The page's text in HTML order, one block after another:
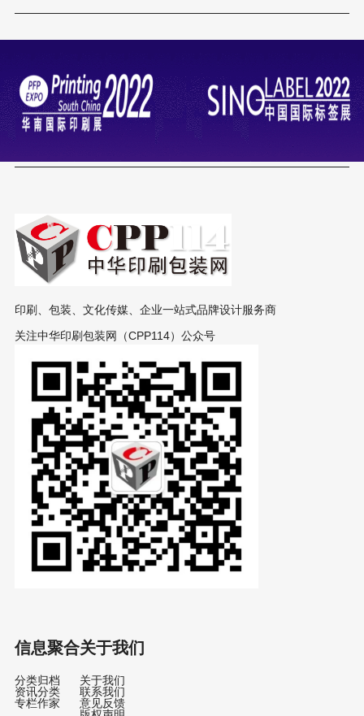
印刷、包装、文化传媒、企业一站式品牌设计服务商
关注中华印刷包装网（CPP114）公众号
信息聚合
分类归档
资讯分类
专栏作家
关于我们
关于我们
联系我们
意见反馈